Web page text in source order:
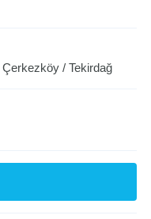
Çerkezköy / Tekirdağ